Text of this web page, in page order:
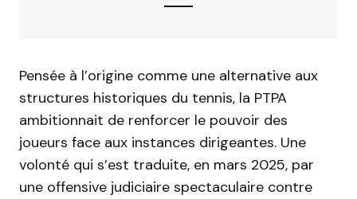
Pensée à l’origine comme une alternative aux
structures historiques du tennis, la PTPA
ambitionnait de renforcer le pouvoir des
joueurs face aux instances dirigeantes. Une
volonté qui s’est traduite, en mars 2025, par
une offensive judiciaire spectaculaire contre